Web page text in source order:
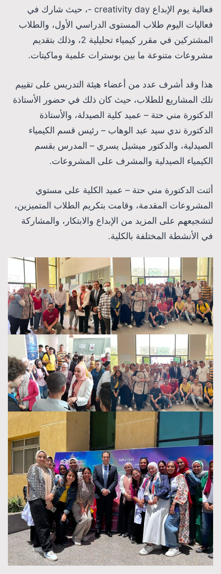
فعالية يوم الإبداع creativity day -، حيث شارك في
فعاليات اليوم طلاب المستوى الدراسي الأول، والطلاب
المشتركين في مقرر كيمياء تحليلية 2، وذلك بتقديم
مشروعات متنوعة ما بين بوسترات علمية وماكيتات.
هذا وقد أشرف عدد من أعضاء هيئة التدريس على تقييم
تلك المشاريع للطلاب، حيث كان ذلك في حضور الأستاذة
الدكتورة مني حتة – عميد كلية الصيدلة، والأستاذة
الدكتورة ندي سيد عبد الوهاب – رئيس قسم الكيمياء
الصيدلية، والدكتور ميشيل يسري – المدرس بقسم
الكيمياء الصيدلية والمشرف على المشروعات.
أثنت الدكتورة مني حتة – عميد الكلية على مستوي
المشروعات المقدمة، وقامت بتكريم الطلاب المتميزين،
لتشجيعهم على المزيد من الإبداع والابتكار، والمشاركة
في الأنشطة المختلفة بالكلية.